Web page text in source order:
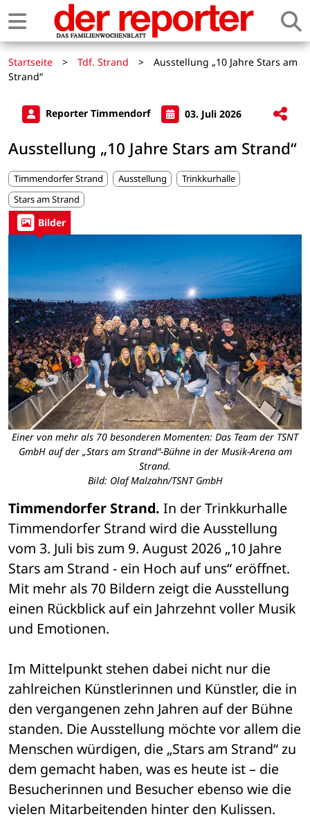
Startseite > Tdf. Strand >
Ausstellung „10 Jahre Stars am
Strand“
Reporter Timmendorf 03. Juli 2026
Ausstellung „10 Jahre Stars am Strand“
Timmendorfer Strand Ausstellung
Trinkkurhalle
Stars am Strand
Bilder
Einer von mehr als 70 besonderen Momenten: Das Team der TSNT
GmbH auf der „Stars am Strand“-Bühne in der Musik-Arena am
Strand.
Bild: Olaf Malzahn/TSNT GmbH
Timmendorfer Strand. In der Trinkkurhalle
Timmendorfer Strand wird die Ausstellung
vom 3. Juli bis zum 9. August 2026 „10 Jahre
Stars am Strand - ein Hoch auf uns“ eröffnet.
Mit mehr als 70 Bildern zeigt die Ausstellung
einen Rückblick auf ein Jahrzehnt voller Musik
und Emotionen.
Im Mittelpunkt stehen dabei nicht nur die
zahlreichen Künstlerinnen und Künstler, die in
den vergangenen zehn Jahren auf der Bühne
standen. Die Ausstellung möchte vor allem die
Menschen würdigen, die „Stars am Strand“ zu
dem gemacht haben, was es heute ist – die
Besucherinnen und Besucher ebenso wie die
vielen Mitarbeitenden hinter den Kulissen.